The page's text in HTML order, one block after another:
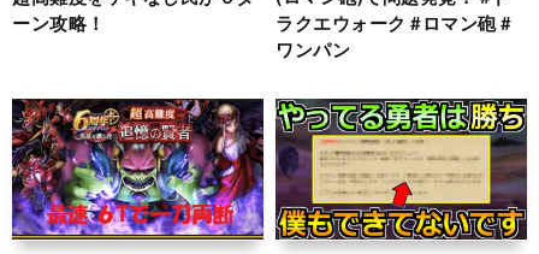
ーン攻略！
ラクエウォーク #ロマン砲 #
ワンパン